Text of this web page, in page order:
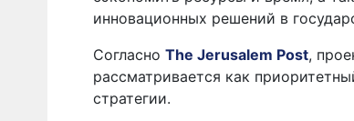
инновационных решений в
Согласно The Jerusalem Post,
рассматривается как
стратегии.